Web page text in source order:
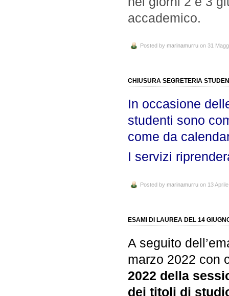
accademico.
Posted by marinamurru on 31
CHIUSURA SEGRETERIA
In occasione
studenti sono
come da
I servizi
Posted by marinamurru on 13
ESAMI DI LAUREA DEL 14
A seguito
marzo 2022 con
2022 della
dei titoli di